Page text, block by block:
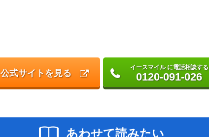
公式サイトを見る
イースマイル に電話相談する
0120-091-026
あわせて読みたい